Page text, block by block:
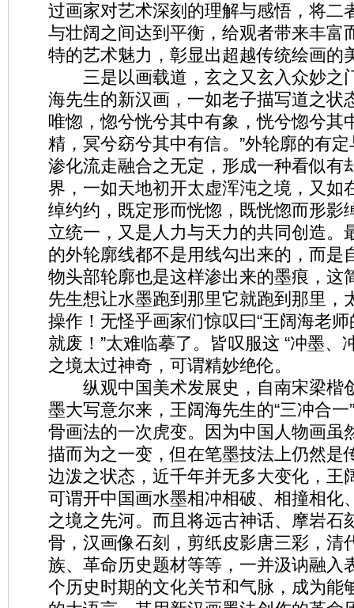
过画家对艺术深刻的理解与感悟，将二
与壮阔之间达到平衡，给观者带来丰富
特的艺术魅力，彰显出超越传统绘画的
三是以画载道，玄之又玄入众妙之
海先生的新汉画，一如老子描写道之状
唯惚，惚兮恍兮其中有象，恍兮惚兮其
精，冥兮窈兮其中有信。”外轮廓的有
渗化流走融合之无定，形成一种看似有
界，一如天地初开太虚浑沌之境，又如
绰约约，既定形而恍惚，既恍惚而形影
立统一，又是人力与天力的共同创造。
的外轮廓线都不是用线勾出来的，而是
物头部轮廓也是这样渗出来的墨痕，这
先生想让水墨跑到那里它就跑到那里，
操作！无怪乎画家们惊叹曰“王阔海老
就废！”太难临摹了。皆叹服这 “冲墨、
之境太过神奇，可谓精妙绝伦。
纵观中国美术发展史，自南宋梁楷
墨大写意尔来，王阔海先生的“三冲合
骨画法的一次虎变。因为中国人物画虽
描而为之一变，但在笔墨技法上仍然是
边泼之状态，近千年并无多大变化，王
可谓开中国画水墨相冲相破、相撞相化
之境之先河。而且将远古神话、摩岩石
骨，汉画像石刻，剪纸皮影唐三彩，清
族、革命历史题材等等，一并汲讷融入
个历史时期的文化关节和气脉，成为能